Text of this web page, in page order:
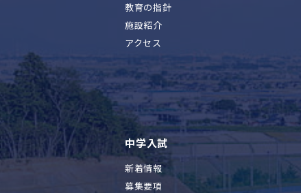
教育の指針
施設紹介
アクセス
中学入試
新着情報
募集要項